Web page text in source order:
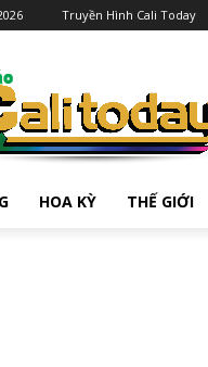
Truyền Hình Cali Today
HOA KỲ THẾ GIỚI